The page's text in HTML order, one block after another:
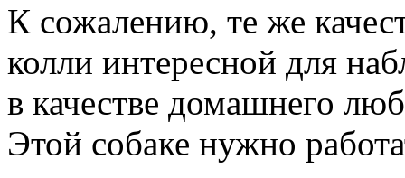
К сожалению, те же
колли интересной для
в качестве домашнего
Этой собаке нужно